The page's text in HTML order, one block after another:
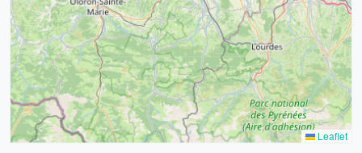
3
Leaflet